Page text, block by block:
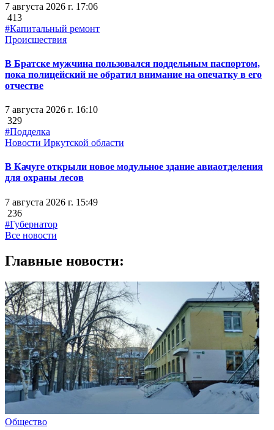
7 августа 2026 г. 17:06
413
#Капитальный ремонт
Происшествия
В Братске мужчина пользовался поддельным паспортом,
пока полицейский не обратил внимание на опечатку в его
отчестве
7 августа 2026 г. 16:10
329
#Подделка
Новости Иркутской области
В Качуге открыли новое модульное здание авиаотделения
для охраны лесов
7 августа 2026 г. 15:49
236
#Губернатор
Все новости
Главные новости:
Общество